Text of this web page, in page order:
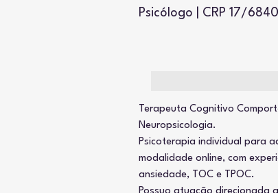
Psicólogo | CRP 17/6840
Terapeuta Cognitivo
Neuropsicologia.
Psicoterapia individual para
modalidade online, com
ansiedade, TOC e TPOC.